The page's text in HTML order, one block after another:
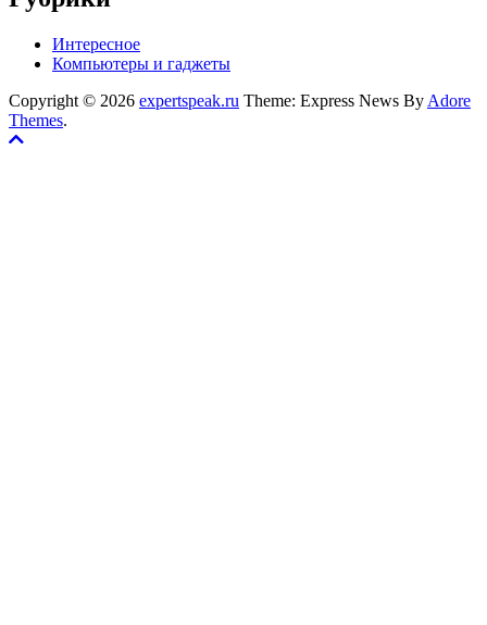
Интересное
Компьютеры и гаджеты
Copyright © 2026 expertspeak.ru Theme: Express News By Adore
Themes.